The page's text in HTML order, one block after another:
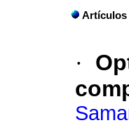
Artículos
·